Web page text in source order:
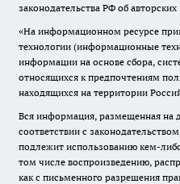
законодательства РФ об
«На информационном ресурсе
технологии (информационные
информации на основе сбора,
относящихся к предпочтениям
находящихся на территории
Вся информация, размещенная на
соответствии с
подлежит использованию кем-
том числе воспроизведению,
как с письменного разрешения